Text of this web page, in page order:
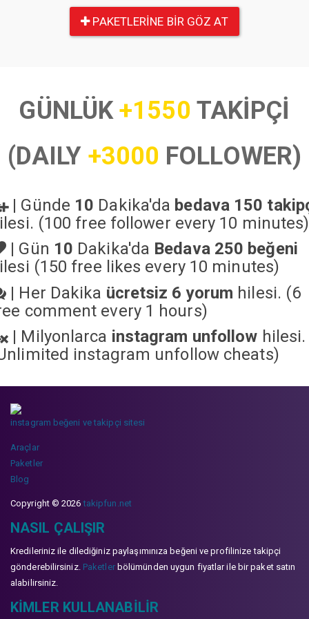
PAKETLERINE BIR GÖZ AT
GÜNLÜK+1550 TAKİPÇİ
(DAILY +3000 FOLLOWER)
| Günde 10 Dakika'da bedava 150
(100 free follower every 10 minutes)
| Gün 10 Dakika'da Bedava 250 beğeni
(150 free likes every 10 minutes)
| Her Dakika ücretsiz 6 yorum hilesi. (6
comment every 1 hours)
| Milyonlarca instagram unfollow hilesi.
instagram unfollow cheats)
instagram beğeni ve takipçi sitesi
Araçlar
Paketler
Blog
Copyright © 2026takipfun.net
NASIL ÇALIŞIR
Kredileriniz ile dilediğiniz paylaşımınıza beğeni ve profilinize takipçi
gönderebilirsiniz. Paketlerbölümünden uygun fiyatlar ile bir paket satın
alabilirsiniz.
KIMLER KULLANABILIR